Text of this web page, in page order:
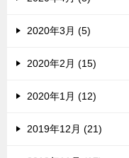
2020年3月 (5)
2020年2月 (15)
2020年1月 (12)
2019年12月 (21)